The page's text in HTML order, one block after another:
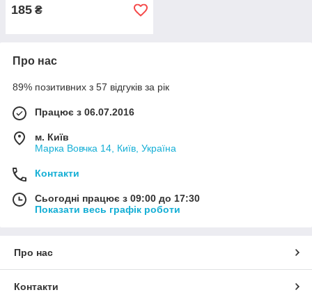
185 ₴
Про нас
89% позитивних з 57 відгуків за рік
Працює з 06.07.2016
м. Київ
Марка Вовчка 14, Київ, Україна
Контакти
Сьогодні працює з 09:00 до 17:30
Показати весь графік роботи
Про нас
Контакти